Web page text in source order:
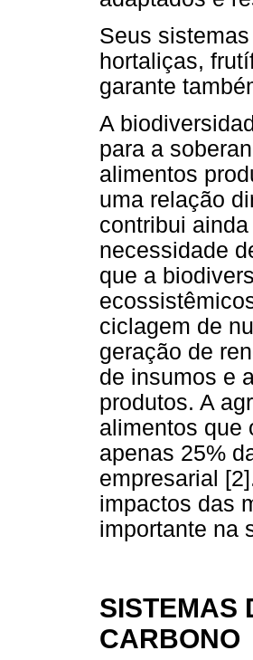
Seus
hortaliças,
garante
A
para a
alimentos
uma relação
contribui
necessidade
que a
ciclagem de
geração de
de insumos e
produtos. A
alimentos que
apenas 25%
empresarial
impactos das
importante na
SISTEMAS
CARBONO